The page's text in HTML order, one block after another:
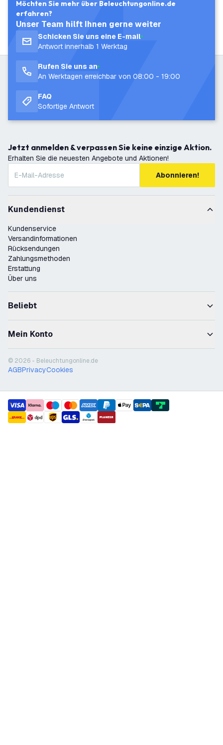
Möchten Sie mehr über Beleuchtungonline.de
erfahren?
Unser Team hilft Ihnen gerne weiter
Schicken Sie uns eine E-mail
Antwort innerhalb 1 Werktag
Rufen Sie uns an
An Werktagen erreichbar von 08:00 - 19:00
FAQ
Sofortige Antwort
Jetzt anmelden & verpassen Sie keine einzige Aktion.
Erhalten Sie die neuesten Angebote und Aktionen!
Abonnieren!
Kundendienst
Kundenservice
Versandinformationen
Rücksendungen
Zahlungsmethoden
Erstattung
Über uns
Beliebt
Mein Konto
© 2026 - Beleuchtungonline.de
AGBPrivacyCookies
payment methods
shipment methods